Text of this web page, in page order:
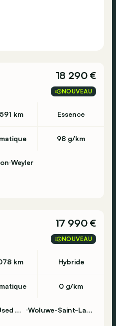
18 290 €
NOUVEAU
km Essence
98 g/km
Weyler
17 990 €
NOUVEAU
km Hybride
0 g/km
Toyota City Approved Used Woluwe Woluwe-Saint-Lambert